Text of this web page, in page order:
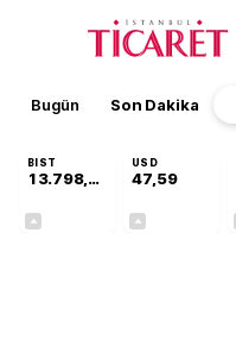
Bugün Son Dakika
BIST
13.798,82
USD
47,59